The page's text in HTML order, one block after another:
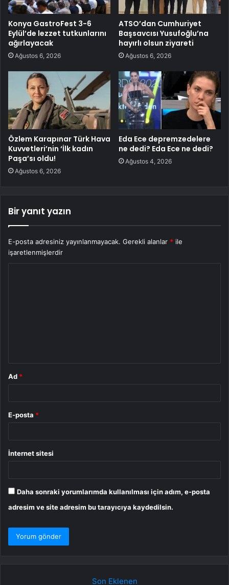
Konya GastroFest 3-6
Eylül’de lezzet tutkunlarını
ağırlayacak
Ağustos 6, 2026
ATSO’dan Cumhuriyet
Başsavcısı Yusufoğlu’na
hayırlı olsun ziyareti
Ağustos 6, 2026
Özlem Karapınar Türk Hava
Kuvvetleri’nin ‘İlk kadın
Paşa’sı oldu!
Ağustos 6, 2026
Eda Ece depremzedelere
ne dedi? Eda Ece ne dedi?
Ağustos 4, 2026
Bir yanıt yazın
E-posta adresiniz yayınlanmayacak. Gerekli alanlar * ile
işaretlenmişlerdir
Ad *
E-posta *
İnternet sitesi
Daha sonraki yorumlarımda kullanılması için adım, e-posta
adresim ve site adresim bu tarayıcıya kaydedilsin.
Son Eklenen